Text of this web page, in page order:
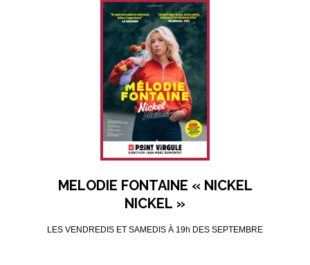
MELODIE FONTAINE « NICKEL
NICKEL »
LES VENDREDIS ET SAMEDIS À 19h DES SEPTEMBRE